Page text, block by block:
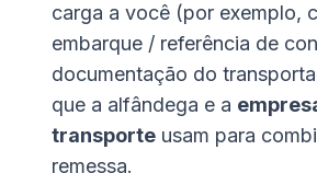
carga a você (por exemplo,
embarque / referência de
documentação do
que a alfândega e a
transporte usam para
remessa.